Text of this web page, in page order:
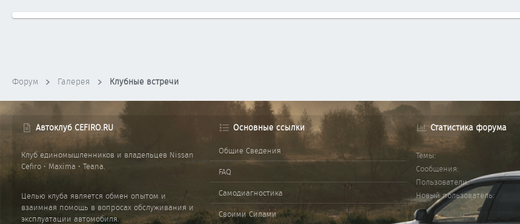
Форум Галерея Клубные встречи
Автоклуб CEFIRO.RU
Клуб единомышленников и владельцев Nissan
Cefiro • Maxima • Teana.
Целью клуба является обмен опытом и
взаимная помощь в вопросах обслуживания и
эксплуатации автомобиля.
Основные ссылки
Общие Сведения
FAQ
Самодиагностика
Своими Силами
Статистика форума
Темы
Сообщения
Пользователи
Новый пользователь